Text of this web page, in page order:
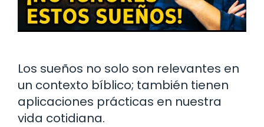
Los sueños no solo son relevantes en
un contexto bíblico; también tienen
aplicaciones prácticas en nuestra
vida cotidiana.